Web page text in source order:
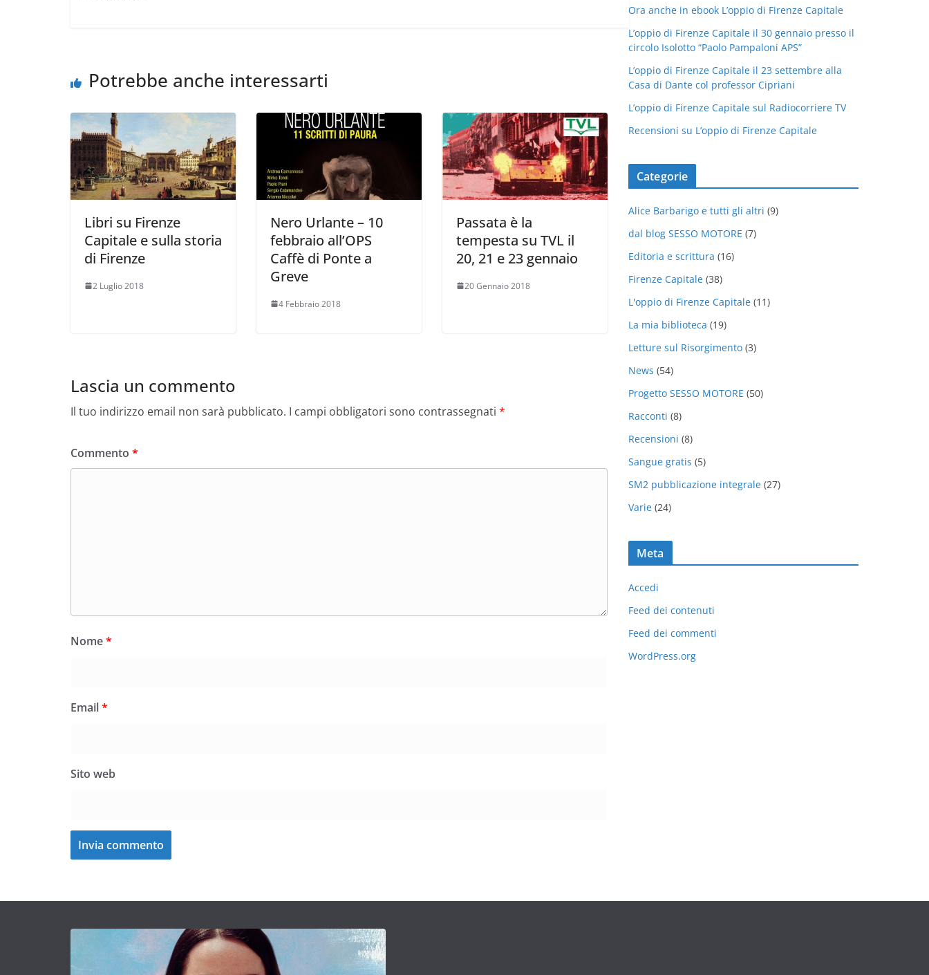
Potrebbe anche interessarti
Libri su Firenze
Capitale e sulla storia
di Firenze
2 Luglio 2018
Nero Urlante – 10
febbraio all’OPS
Caffè di Ponte a
Greve
4 Febbraio 2018
Passata è la
tempesta su TVL il
20, 21 e 23 gennaio
20 Gennaio 2018
Lascia un commento
Il tuo indirizzo email non sarà pubblicato. I campi obbligatori sono contrassegnati *
Commento *
Nome*
Email*
Sito web
Ora anche in ebook L’oppio di Firenze Capitale
L’oppio di Firenze Capitale il 30 gennaio presso il
circolo Isolotto “Paolo Pampaloni APS”
L’oppio di Firenze Capitale il 23 settembre alla
Casa di Dante col professor Cipriani
L’oppio di Firenze Capitale sul Radiocorriere TV
Recensioni su L’oppio di Firenze Capitale
Categorie
Alice Barbarigo e tutti gli altri (9)
dal blog SESSO MOTORE (7)
Editoria e scrittura (16)
Firenze Capitale (38)
L'oppio di Firenze Capitale (11)
La mia biblioteca (19)
Letture sul Risorgimento (3)
News (54)
Progetto SESSO MOTORE (50)
Racconti (8)
Recensioni (8)
Sangue gratis (5)
SM2 pubblicazione integrale (27)
Varie (24)
Meta
Accedi
Feed dei contenuti
Feed dei commenti
WordPress.org